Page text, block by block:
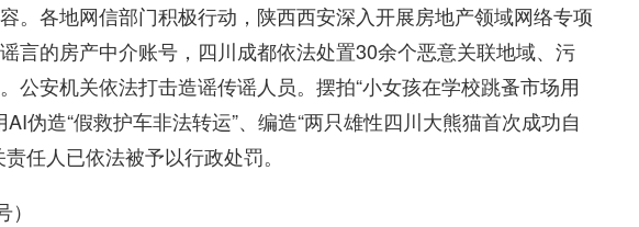
。各地网信部门积极行动，陕西西安深入开展房地产领域网络专项
言的房产中介账号，四川成都依法处置30余个恶意关联地域、污
公安机关依法打击造谣传谣人员。摆拍“小女孩在学校跳蚤市场用
伪造“假救护车非法转运”、编造“两只雄性四川大熊猫首次成功自
任人已依法被予以行政处罚。